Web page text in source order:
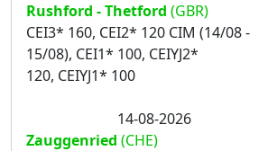
Rushford - Thetford (GBR)
CEI3* 160, CEI2* 120 CIM (14/08 -
15/08), CEI1* 100, CEIYJ2*
120, CEIYJ1* 100
14-08-2026
Zauggenried (CHE)